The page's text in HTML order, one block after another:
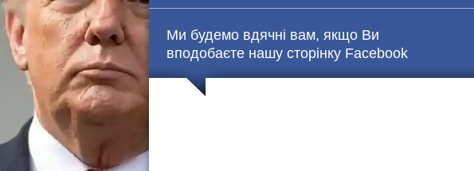
Ми будемо вдячні вам, якщо Ви
вподобаєте нашу сторінку Facebook